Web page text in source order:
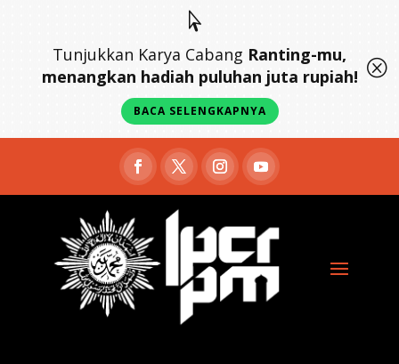

Tunjukkan Karya Cabang Ranting-mu,
menangkan hadiah puluhan juta rupiah!
BACA SELENGKAPNYA
Q